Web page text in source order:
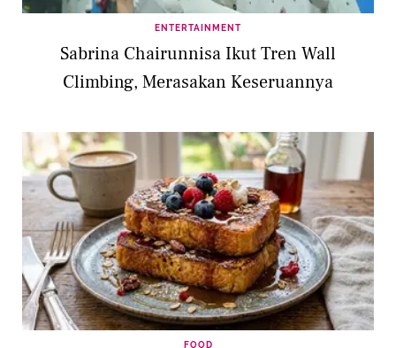
ENTERTAINMENT
Sabrina Chairunnisa Ikut Tren Wall
Climbing, Merasakan Keseruannya
FOOD